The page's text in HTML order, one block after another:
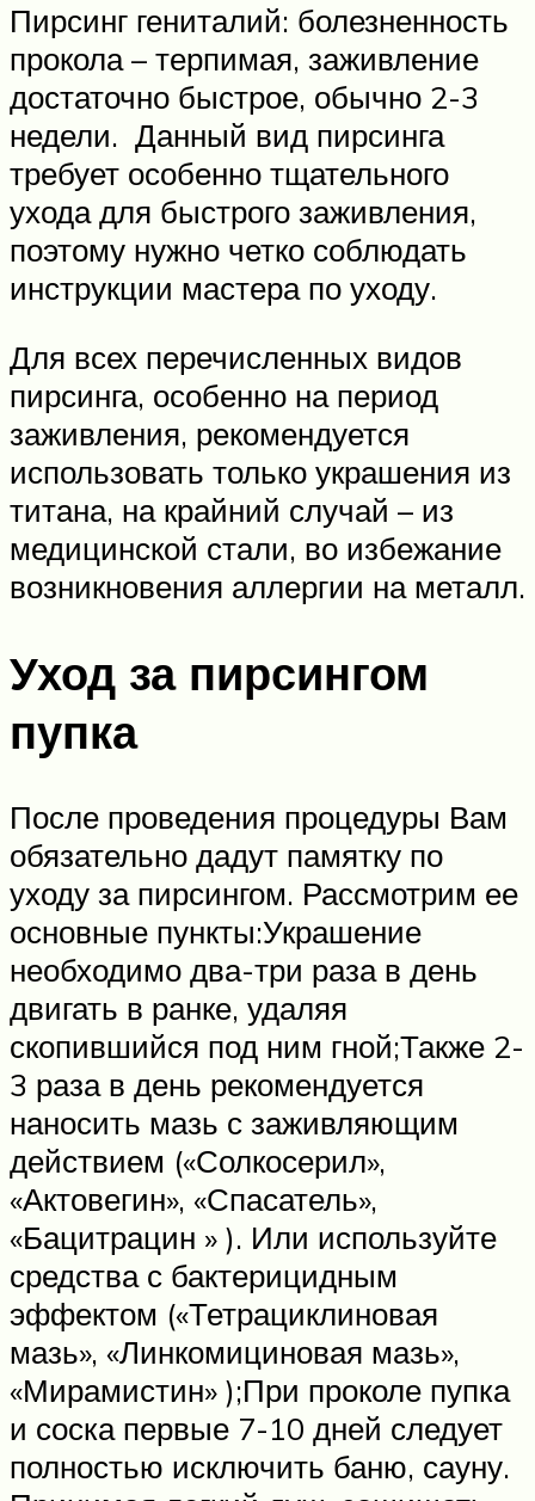
Пирсинг гениталий: болезненность
прокола – терпимая, заживление
достаточно быстрое, обычно 2-3
недели. Данный вид пирсинга
требует особенно тщательного
ухода для быстрого заживления,
поэтому нужно четко соблюдать
инструкции мастера по уходу.
Для всех перечисленных видов
пирсинга, особенно на период
заживления, рекомендуется
использовать только украшения из
титана, на крайний случай – из
медицинской стали, во избежание
возникновения аллергии на металл.
Уход за пирсингом
пупка
После проведения процедуры Вам
обязательно дадут памятку по
уходу за пирсингом. Рассмотрим ее
основные пункты:Украшение
необходимо два-три раза в день
двигать в ранке, удаляя
скопившийся под ним гной;Также 2-
3 раза в день рекомендуется
наносить мазь с заживляющим
действием («Солкосерил»,
«Актовегин», «Спасатель»,
«Бацитрацин » ). Или используйте
средства с бактерицидным
эффектом («Тетрациклиновая
мазь», «Линкомициновая мазь»,
«Мирамистин» );При проколе пупка
и соска первые 7-10 дней следует
полностью исключить баню, сауну.